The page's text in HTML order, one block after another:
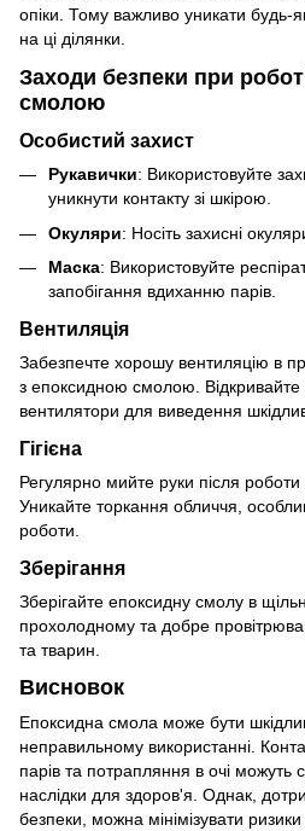
опіки. Тому важливо уникати будь-
на ці ділянки.
Заходи безпеки при
смолою
Особистий захист
Рукавички: Використовуйте
уникнути контакту зі шкірою.
Окуляри: Носіть захисні
Маска: Використовуйте
запобігання вдиханню парів.
Вентиляція
Забезпечте хорошу вентиляцію в
з епоксидною смолою. Відкривайте
вентилятори для виведення
Гігієна
Регулярно мийте руки після
Уникайте торкання обличчя,
роботи.
Зберігання
Зберігайте епоксидну смолу в
прохолодному та добре
та тварин.
Висновок
Епоксидна смола може бути
неправильному використанні.
парів та потрапляння в очі можуть
наслідки для здоров'я. Однак,
безпеки, можна мінімізувати